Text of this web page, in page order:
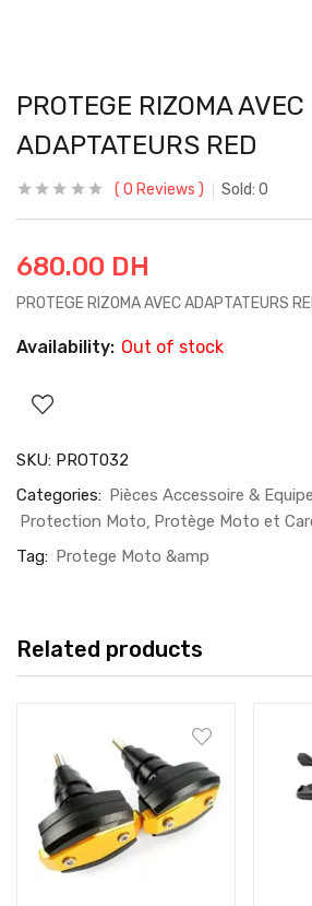
PROTEGE RIZOMA AVEC
ADAPTATEURS RED
0 Reviews Sold: 0
680.00 DH
PROTEGE RIZOMA AVEC ADAPTATEURS
Availability: Out of stock
SKU: PROT032
Categories: Pièces Accessoire &
Protection Moto Protège Moto et
Tag: Protege Moto &amp
Related products